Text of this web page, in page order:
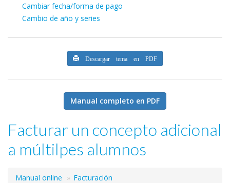
Cambiar fecha/forma de pago
Cambio de año y series
Descargar tema en PDF
Manual completo en PDF
Facturar un concepto adicional
a múltilpes alumnos
Manual online
Facturación